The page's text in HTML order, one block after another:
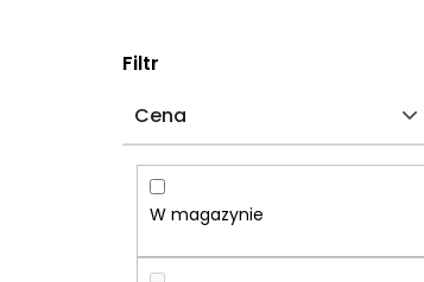
Filtr
Cena
W magazynie